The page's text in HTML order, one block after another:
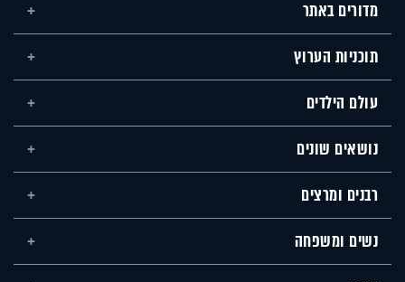
מדורים באתר
תוכניות הערוץ
עולם הילדים
נושאים שונים
רבנים ומרצים
נשים ומשפחה